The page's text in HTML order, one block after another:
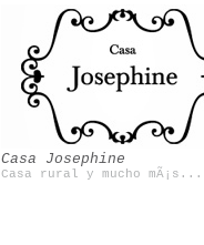
Casa Josephine
Casa rural y mucho mÃ¡s...
Filandon